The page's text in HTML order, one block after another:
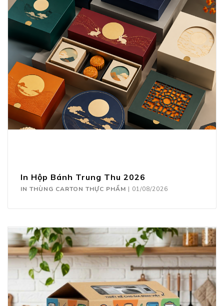
In Hộp Bánh Trung Thu 2026
IN THÙNG CARTON THỰC PHẨM | 01/08/2026